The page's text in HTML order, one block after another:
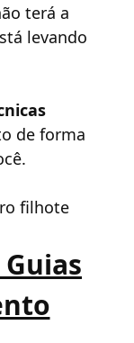
terá a
levando
de forma
filhote